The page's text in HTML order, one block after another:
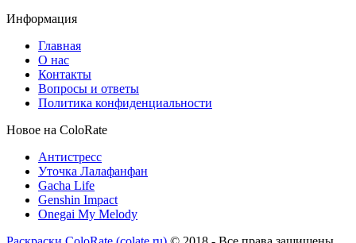
Информация
Главная
О нас
Контакты
Вопросы и ответы
Политика конфиденциальности
Новое на ColoRate
Антистресс
Уточка Лалафанфан
Gacha Life
Genshin Impact
Onegai My Melody